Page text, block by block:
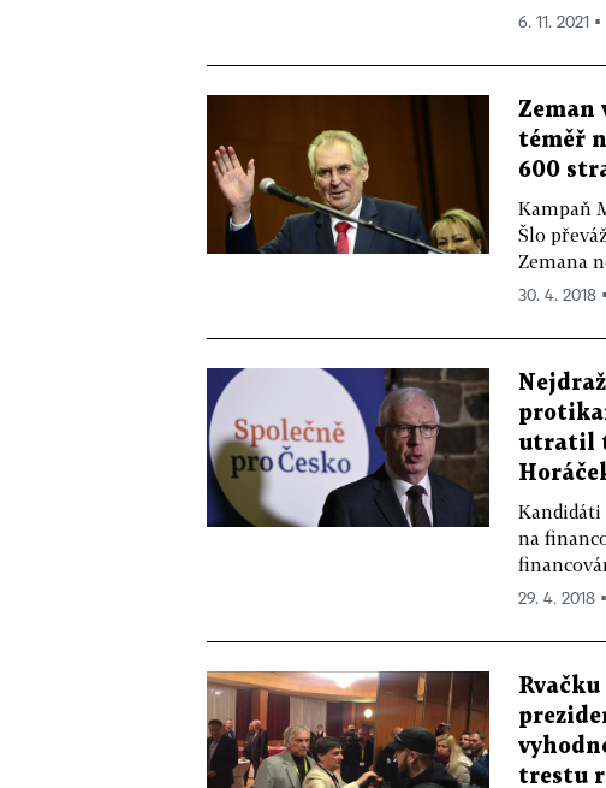
6. 11. 2021
Zeman
téměř
600
Kampaň
Šlo
Zemana
30. 4. 2018
utratil
Kandidáti
na
29. 4. 2018
Rvačku
trestu